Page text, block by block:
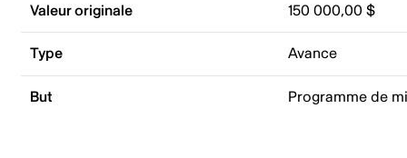
Valeur originale 150 000,00 $
Type Avance
But Programme de